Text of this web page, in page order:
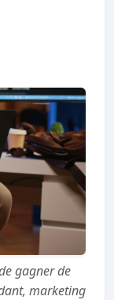
gagner de
marketing